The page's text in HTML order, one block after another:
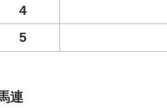
4
5
連